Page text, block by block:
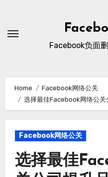
content
Facebook负面
Home
Facebook网络公关
选择最佳Facebook网络公关
Facebook网络公关
选择最佳